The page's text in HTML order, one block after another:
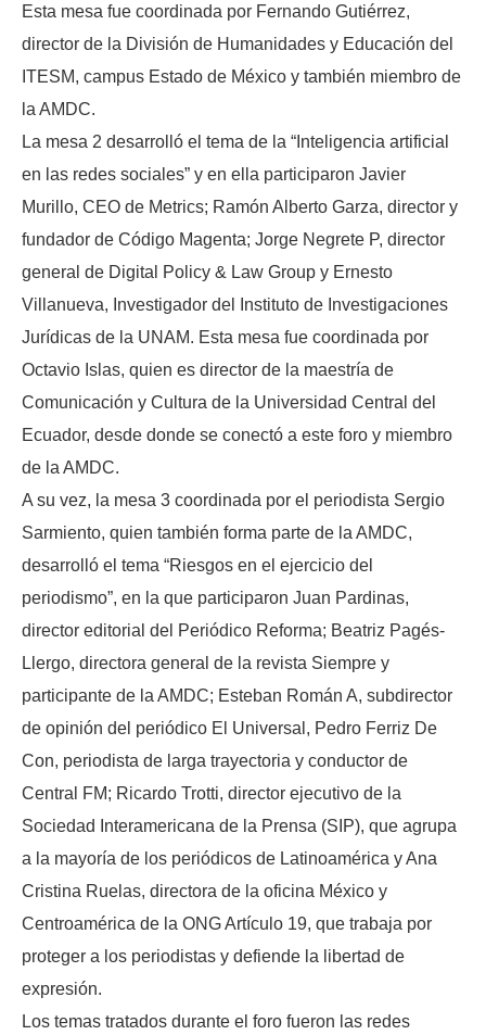
Esta mesa fue coordinada por Fernando Gutiérrez,
director de la División de Humanidades y Educación del
ITESM, campus Estado de México y también miembro de
la AMDC.
La mesa 2 desarrolló el tema de la “Inteligencia artificial
en las redes sociales” y en ella participaron Javier
Murillo, CEO de Metrics; Ramón Alberto Garza, director y
fundador de Código Magenta; Jorge Negrete P, director
general de Digital Policy & Law Group y Ernesto
Villanueva, Investigador del Instituto de Investigaciones
Jurídicas de la UNAM. Esta mesa fue coordinada por
Octavio Islas, quien es director de la maestría de
Comunicación y Cultura de la Universidad Central del
Ecuador, desde donde se conectó a este foro y miembro
de la AMDC.
A su vez, la mesa 3 coordinada por el periodista Sergio
Sarmiento, quien también forma parte de la AMDC,
desarrolló el tema “Riesgos en el ejercicio del
periodismo”, en la que participaron Juan Pardinas,
director editorial del Periódico Reforma; Beatriz Pagés-
Llergo, directora general de la revista Siempre y
participante de la AMDC; Esteban Román A, subdirector
de opinión del periódico El Universal, Pedro Ferriz De
Con, periodista de larga trayectoria y conductor de
Central FM; Ricardo Trotti, director ejecutivo de la
Sociedad Interamericana de la Prensa (SIP), que agrupa
a la mayoría de los periódicos de Latinoamérica y Ana
Cristina Ruelas, directora de la oficina México y
Centroamérica de la ONG Artículo 19, que trabaja por
proteger a los periodistas y defiende la libertad de
expresión.
Los temas tratados durante el foro fueron las redes